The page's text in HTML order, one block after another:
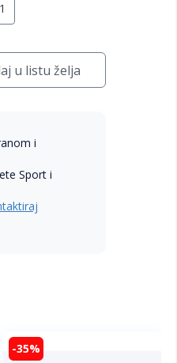
u listu želja
i
Sport i
-35%